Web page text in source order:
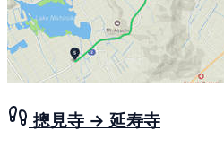
摠見寺 → 延寿寺